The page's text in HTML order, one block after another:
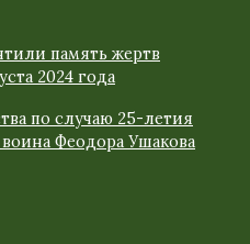
память жертв
2024 года
по случаю 25-летия
Феодора Ушакова